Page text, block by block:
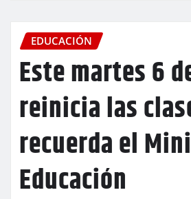
EDUCACIÓN
Este martes 6
reinicia las
recuerda el
Educación